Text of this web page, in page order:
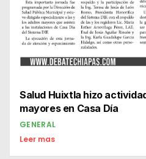
Salud Huixtla hizo
mayores en Casa Día
GENERAL
Leer mas